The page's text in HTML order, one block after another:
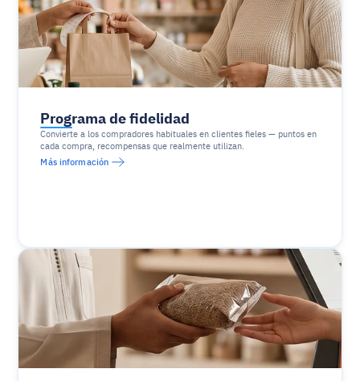
Programa de fidelidad
Convierte a los compradores habituales en clientes fieles — puntos en
cada compra, recompensas que realmente utilizan.
Más información